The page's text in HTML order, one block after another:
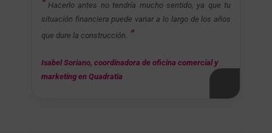
Hacerlo antes no tendría mucho sentido, ya que tu
situación financiera puede variar a lo largo de los años
que dure la construcción.
Isabel Soriano, coordinadora de oficina comercial y
marketing en Quadratia